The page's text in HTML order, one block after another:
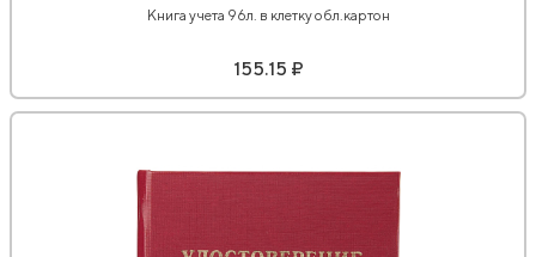
Книга учета 96л. в клетку обл.картон
155.15 ₽